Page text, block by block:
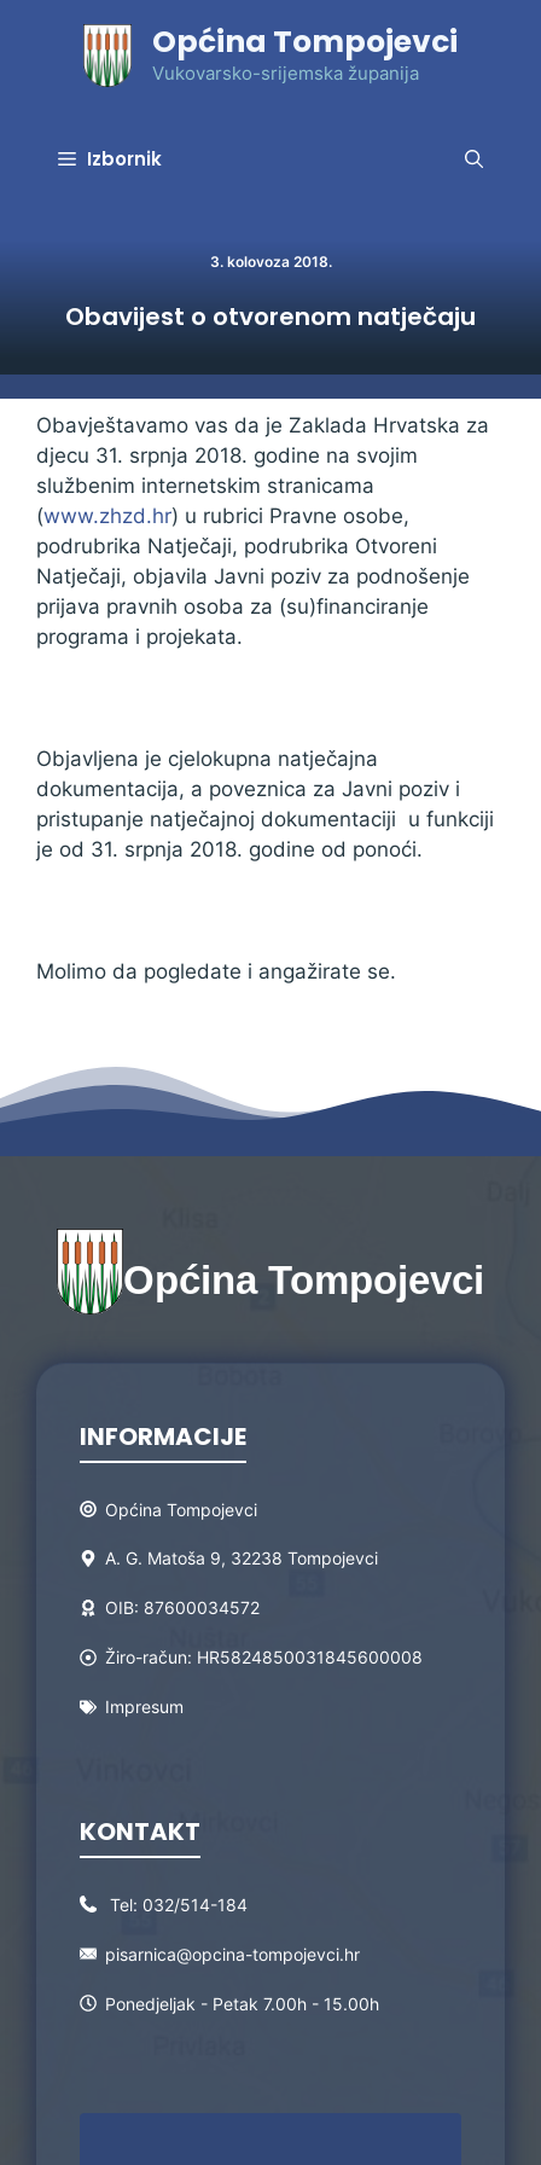
Općina Tompojevci
Vukovarsko-srijemska županija
Izbornik
3. kolovoza 2018.
Obavijest o otvorenom natječaju
Obavještavamo vas da je Zaklada Hrvatska za
djecu 31. srpnja 2018. godine na svojim
službenim internetskim stranicama
(www.zhzd.hr) u rubrici Pravne osobe,
podrubrika Natječaji, podrubrika Otvoreni
Natječaji, objavila Javni poziv za podnošenje
prijava pravnih osoba za (su)financiranje
programa i projekata.
Objavljena je cjelokupna natječajna
dokumentacija, a poveznica za Javni poziv i
pristupanje natječajnoj dokumentaciji u funkciji
je od 31. srpnja 2018. godine od ponoći.
Molimo da pogledate i angažirate se.
Općina Tompojevci
INFORMACIJE
Općina Tompojevci
A. G. Matoša 9, 32238 Tompojevci
OIB: 87600034572
Žiro-račun: HR5824850031845600008
Impresum
KONTAKT
Tel: 032/514-184
pisarnica@opcina-tompojevci.hr
Ponedjeljak - Petak 7.00h - 15.00h